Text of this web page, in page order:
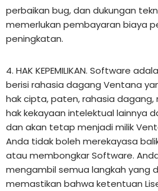
perbaikan bug, dan dukungan
memerlukan pembayaran biaya
peningkatan.
4. HAK KEPEMILIKAN. Software
berisi rahasia dagang Ventana
hak cipta, paten, rahasia dagang,
hak kekayaan intelektual lainnya
dan akan tetap menjadi milik
Anda tidak boleh merekayasa
atau membongkar Software.
mengambil semua langkah yang
memastikan bahwa ketentuan